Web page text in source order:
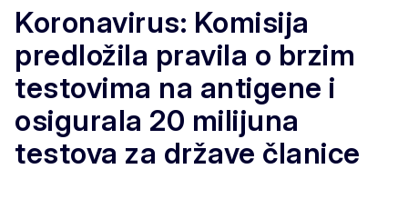
Koronavirus: Komisija
predložila pravila o brzim
testovima na antigene i
osigurala 20 milijuna
testova za države članice